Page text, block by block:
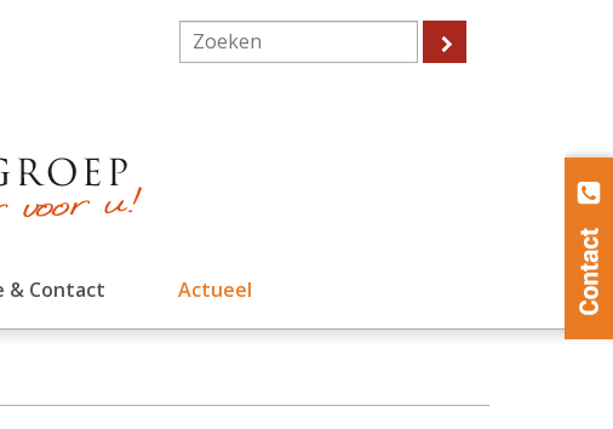
& Contact Actueel